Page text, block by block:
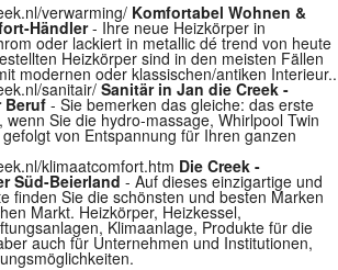
verwarming/ Komfortabel Wohnen &
Händler- Ihre neue Heizkörper in
oder lackiert in metallic dé trend von heute
Heizkörper sind in den meisten Fällen
modernen oder klassischen/antiken Interieur..
sanitair/ Sanitär in Jan die Creek -
Beruf - Sie bemerken das gleiche: das erste
Sie die hydro-massage, Whirlpool Twin
von Entspannung für Ihren ganzen
klimaatcomfort.htm Die Creek -
Süd-Beierland - Auf dieses einzigartige und
finden Sie die schönsten und besten Marken
Markt. Heizkörper, Heizkessel,
Klimaanlage, Produkte für die
auch für Unternehmen und Institutionen,